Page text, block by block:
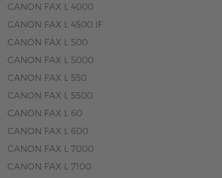
CANON FAX L 4000
CANON FAX L 4500 IF
CANON FAX L 500
CANON FAX L 5000
CANON FAX L 550
CANON FAX L 5500
CANON FAX L 60
CANON FAX L 600
CANON FAX L 7000
CANON FAX L 7100